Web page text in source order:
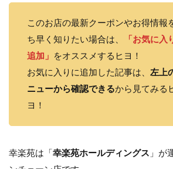
このお店の最新クーポンやお得情報
ち早く知りたい場合は、
「お気に入
追加」 をオススメするヒヨ！
お気に入りに追加した記事は、 左上
ニューから確認できるから見てみる
ヨ！
幸楽苑は「幸楽苑ホールディングス 」が